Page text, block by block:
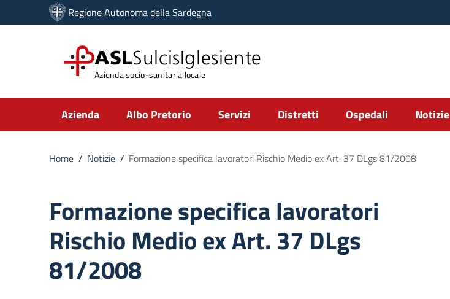
Vai ai contenuti
Vai al menu di navigazione
Regione Autonoma della Sardegna
ASLSulcisIglesiente
Azienda socio-sanitaria locale
Submenu
Azienda Albo Pretorio Servizi Distretti Ospedali Notizie
Home / Notizie / Formazione specifica lavoratori Rischio Medio ex Art. 37 DLgs 81/2008
Formazione specifica lavoratori
Rischio Medio ex Art. 37 DLgs
81/2008